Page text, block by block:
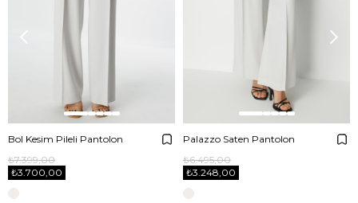
Bol Kesim Pileli Pantolon
₺3.700,00
₺7.399,00
Palazzo Saten Pantolon
₺3.248,00
₺6.495,00